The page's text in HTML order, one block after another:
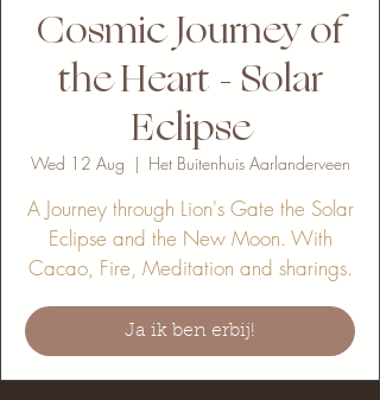
Cosmic Journey of
the Heart - Solar
Eclipse
Wed 12 Aug
  |
Het Buitenhuis Aarlanderveen
A Journey through Lion's Gate the Solar
Eclipse and the New Moon. With
Cacao, Fire, Meditation and sharings.
Ja ik ben erbij!